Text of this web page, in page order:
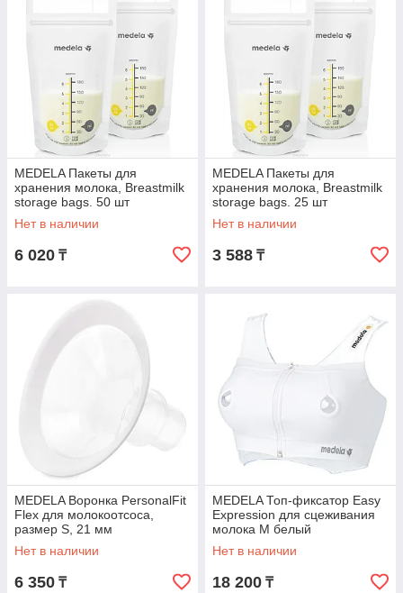
MEDELA Пакеты для
хранения молока, Breastmilk
storage bags. 50 шт
Нет в наличии
6 020 ₸
MEDELA Пакеты для
хранения молока, Breastmilk
storage bags. 25 шт
Нет в наличии
3 588 ₸
MEDELA Воронка PersonalFit
Flex для молокоотсоса,
размер S, 21 мм
Нет в наличии
6 350 ₸
MEDELA Топ-фиксатор Easy
Expression для сцеживания
молока М белый
Нет в наличии
18 200 ₸